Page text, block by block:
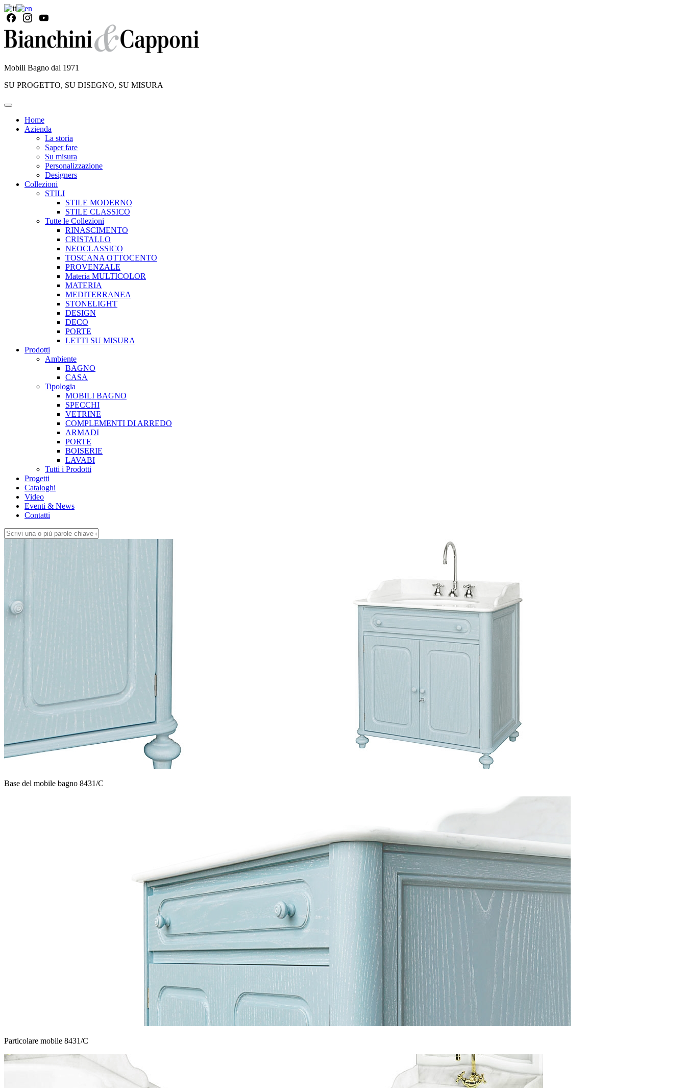
Mobili Bagno dal 1971
SU PROGETTO, SU DISEGNO, SU MISURA
Home
Azienda
La storia
Saper fare
Su misura
Personalizzazione
Designers
Collezioni
STILI
STILE MODERNO
STILE CLASSICO
Tutte le Collezioni
RINASCIMENTO
CRISTALLO
NEOCLASSICO
TOSCANA OTTOCENTO
PROVENZALE
Materia MULTICOLOR
MATERIA
MEDITERRANEA
STONELIGHT
DESIGN
DECO
PORTE
LETTI SU MISURA
Prodotti
Ambiente
BAGNO
CASA
Tipologia
MOBILI BAGNO
SPECCHI
VETRINE
COMPLEMENTI DI ARREDO
ARMADI
PORTE
BOISERIE
LAVABI
Tutti i Prodotti
Progetti
Cataloghi
Video
Eventi & News
Contatti
Base del mobile bagno 8431/C
Particolare mobile 8431/C